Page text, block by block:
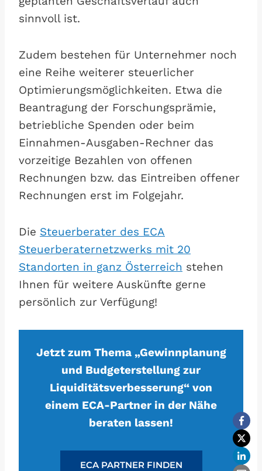
sinnvoll ist.
Zudem bestehen für Unternehmer noch
eine Reihe weiterer steuerlicher
Optimierungsmöglichkeiten. Etwa die
Beantragung der Forschungsprämie,
betriebliche Spenden oder beim
Einnahmen-Ausgaben-Rechner das
vorzeitige Bezahlen von offenen
Rechnungen bzw. das Eintreiben offener
Rechnungen erst im Folgejahr.
Die Steuerberater des ECA
Steuerberaternetzwerks mit 20
Standorten in ganz Österreich stehen
Ihnen für weitere Auskünfte gerne
persönlich zur Verfügung!
Jetzt zum Thema „Gewinnplanung
und Budgeterstellung zur
Liquiditätsverbesserung“ von
einem ECA-Partner in der Nähe
beraten lassen!
ECA PARTNER FINDEN